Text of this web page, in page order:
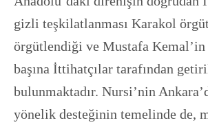
gizli teşkilatlanması Karakol
örgütlendiği ve Mustafa
başına İttihatçılar tarafından
bulunmaktadır. Nursi’nin
yönelik desteğinin temelinde de,